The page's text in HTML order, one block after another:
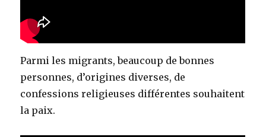
Parmi les migrants, beaucoup de bonnes
personnes, d’origines diverses, de
confessions religieuses différentes souhaitent
la paix.